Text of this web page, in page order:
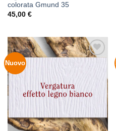
colorata Gmund 35
45,00 €
Nuovo
Aggiungi
alla lista